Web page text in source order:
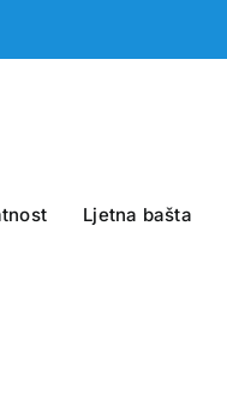
Ljetna bašta